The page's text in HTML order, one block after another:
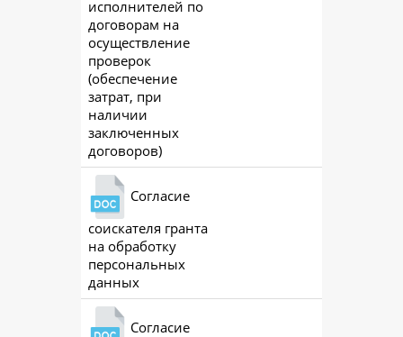
исполнителей по
договорам на
осуществление
проверок
(обеспечение
затрат, при
наличии
заключенных
договоров)
Согласие
соискателя гранта
на обработку
персональных
данных
Согласие